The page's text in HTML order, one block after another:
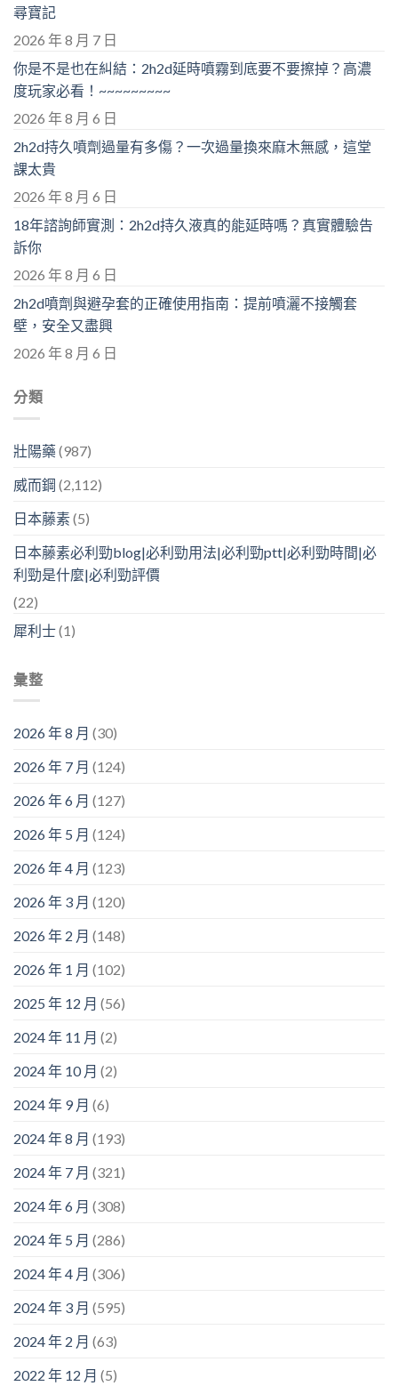
尋寶記
2026 年 8 月 7 日
你是不是也在糾結：2h2d延時噴霧到底要不要擦掉？高濃
度玩家必看！~~~~~~~~~
2026 年 8 月 6 日
2h2d持久噴劑過量有多傷？一次過量換來麻木無感，這堂
課太貴
2026 年 8 月 6 日
18年諮詢師實測：2h2d持久液真的能延時嗎？真實體驗告
訴你
2026 年 8 月 6 日
2h2d噴劑與避孕套的正確使用指南：提前噴灑不接觸套
壁，安全又盡興
2026 年 8 月 6 日
分類
壯陽藥(987)
威而鋼 (2,112)
日本藤素(5)
日本藤素必利勁blog|必利勁用法|必利勁ptt|必利勁時間|必
利勁是什麼|必利勁評價
(22)
犀利士(1)
彙整
2026 年 8 月 (30)
2026 年 7 月 (124)
2026 年 6 月 (127)
2026 年 5 月 (124)
2026 年 4 月 (123)
2026 年 3 月 (120)
2026 年 2 月 (148)
2026 年 1 月 (102)
2025 年 12 月 (56)
2024 年 11 月 (2)
2024 年 10 月 (2)
2024 年 9 月 (6)
2024 年 8 月 (193)
2024 年 7 月 (321)
2024 年 6 月 (308)
2024 年 5 月 (286)
2024 年 4 月 (306)
2024 年 3 月 (595)
2024 年 2 月 (63)
2022 年 12 月 (5)